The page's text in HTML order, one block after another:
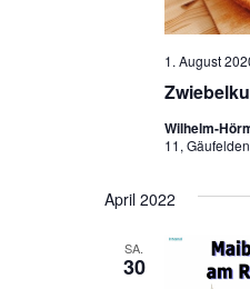
1. August
Wilhelm-
11,
April 2022
SA.
30